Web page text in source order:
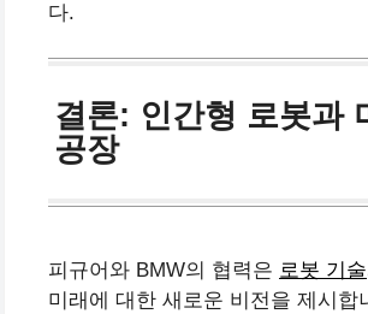
다.
결론: 인간형 로봇과
공장
피규어와 BMW의 협력은 로봇 기술
미래에 대한 새로운 비전을 제시합